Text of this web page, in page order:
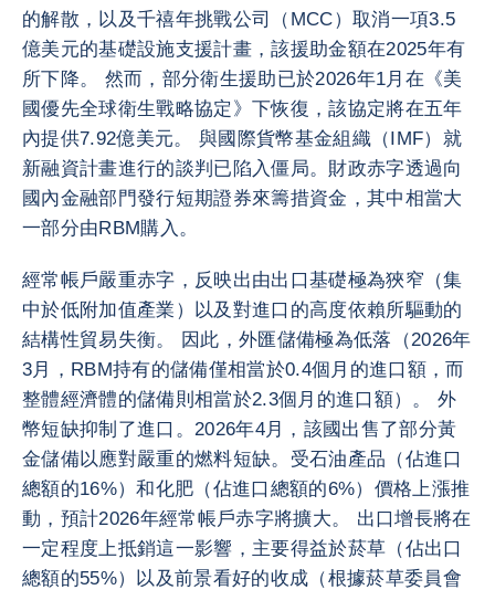
的解散，以及千禧年挑戰公司（MCC）取消一項3.5
億美元的基礎設施支援計畫，該援助金額在2025年有
所下降。 然而，部分衛生援助已於2026年1月在《美
國優先全球衛生戰略協定》下恢復，該協定將在五年
內提供7.92億美元。 與國際貨幣基金組織（IMF）就
新融資計畫進行的談判已陷入僵局。財政赤字透過向
國內金融部門發行短期證券來籌措資金，其中相當大
一部分由RBM購入。
經常帳戶嚴重赤字，反映出由出口基礎極為狹窄（集
中於低附加值產業）以及對進口的高度依賴所驅動的
結構性貿易失衡。 因此，外匯儲備極為低落（2026年
3月，RBM持有的儲備僅相當於0.4個月的進口額，而
整體經濟體的儲備則相當於2.3個月的進口額）。 外
幣短缺抑制了進口。2026年4月，該國出售了部分黃
金儲備以應對嚴重的燃料短缺。受石油產品（佔進口
總額的16%）和化肥（佔進口總額的6%）價格上漲推
動，預計2026年經常帳戶赤字將擴大。 出口增長將在
一定程度上抵銷這一影響，主要得益於菸草（佔出口
總額的55%）以及前景看好的收成（根據菸草委員會